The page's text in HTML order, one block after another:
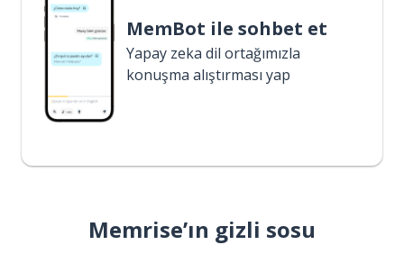
MemBot ile sohbet et
Yapay zeka dil ortağımızla
konuşma alıştırması yap
Memrise’ın gizli sosu